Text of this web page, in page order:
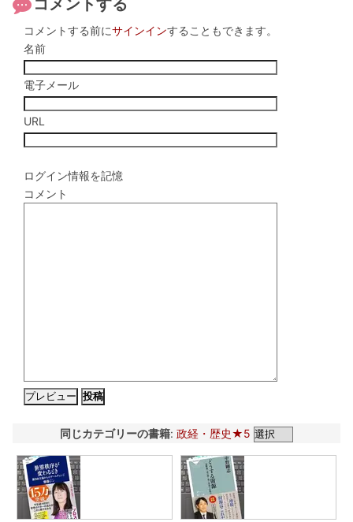
コメントする
コメントする前にサインインすることもできます。
名前
電子メール
URL
ログイン情報を記憶
コメント
同じカテゴリーの書籍: 政経・歴史★5